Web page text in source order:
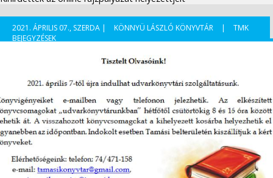
2021. ÁPRILIS 07., SZERDA | KÖNNYÜ LÁSZLÓ KÖNYVTÁR |
TMK
BEJEGYZÉSEK